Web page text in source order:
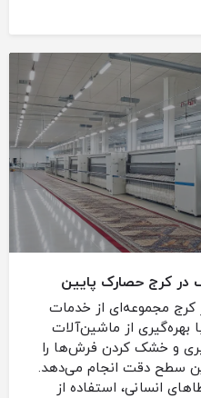
در کرج حصارک پایین
کرج مجموعه‌ای از خدمات
از ماشین‌آلات
و خشک کردن فرش‌ها را
سطح دقت انجام می‌دهد.
انسانی، استفاده از